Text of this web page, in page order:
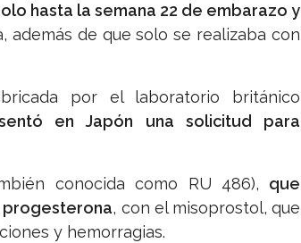
hasta la semana 22 de embarazo y
además de que solo se realizaba con
por el laboratorio británico
en Japón una solicitud para
conocida como RU 486), que
progesterona, con el misoprostol, que
y hemorragias.